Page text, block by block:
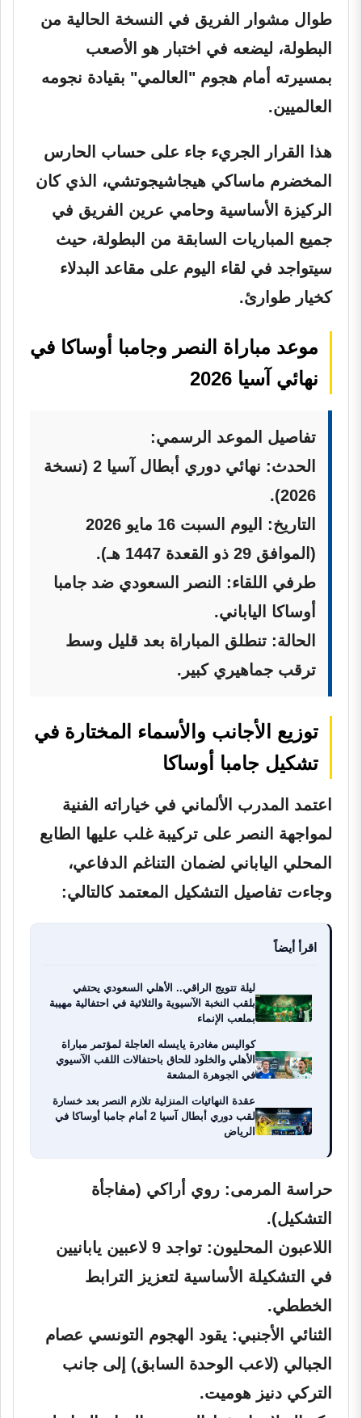
طوال مشوار الفريق في النسخة الحالية من
البطولة، ليضعه في اختبار هو الأصعب
بمسيرته أمام هجوم "العالمي" بقيادة نجومه
العالميين.
هذا القرار الجريء جاء على حساب الحارس
المخضرم ماساكي هيجاشيجوتشي، الذي كان
الركيزة الأساسية وحامي عرين الفريق في
جميع المباريات السابقة من البطولة، حيث
سيتواجد في لقاء اليوم على مقاعد البدلاء
كخيار طوارئ.
موعد مباراة النصر وجامبا أوساكا في
نهائي آسيا 2026
تفاصيل الموعد الرسمي:
الحدث:
نهائي دوري أبطال آسيا 2 (نسخة
2026).
التاريخ:
اليوم السبت 16 مايو 2026
(الموافق 29 ذو القعدة 1447 هـ).
طرفي اللقاء: النصر السعودي ضد جامبا
أوساكا الياباني.
الحالة: تنطلق المباراة بعد قليل وسط
ترقب جماهيري كبير.
توزيع الأجانب والأسماء المختارة في
تشكيل جامبا أوساكا
اعتمد المدرب الألماني في خياراته الفنية
لمواجهة النصر على تركيبة غلب عليها الطابع
المحلي الياباني لضمان التناغم الدفاعي،
وجاءت تفاصيل التشكيل المعتمد كالتالي:
اقرأ أيضاً
ليلة تتويج الراقي.. الأهلي السعودي يحتفي
بلقب النخبة الآسيوية والثلاثية في احتفالية مهيبة
بملعب الإنماء
كواليس مغادرة يايسله العاجلة لمؤتمر مباراة
الأهلي والخلود للحاق باحتفالات اللقب الآسيوي
في الجوهرة المشعة
عقدة النهائيات المنزلية تلازم النصر بعد خسارة
لقب دوري أبطال آسيا 2 أمام جامبا أوساكا في
الرياض
حراسة المرمى: روي أراكي (مفاجأة
التشكيل).
اللاعبون المحليون:
تواجد 9 لاعبين يابانيين
في التشكيلة الأساسية لتعزيز الترابط
الخططي.
الثنائي الأجنبي: يقود الهجوم التونسي عصام
الجبالي (لاعب الوحدة السابق) إلى جانب
التركي دنيز هوميت.